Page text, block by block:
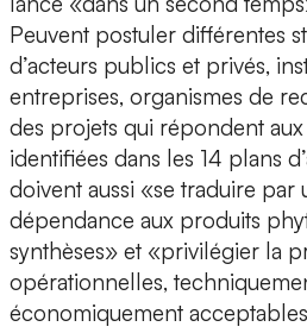
Peuvent postuler différentes
d’acteurs publics et privés,
entreprises, organismes de
des projets qui répondent
identifiées dans les 14 plans
doivent aussi «se traduire par
dépendance aux produits
synthèses» et «privilégier la
opérationnelles,
économiquement